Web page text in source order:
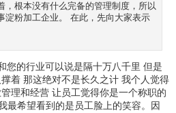
，根本没有什么完备的管理制度，所以
淀粉加工企业。 在此，先向大家表示
您的行业可以说是隔十万八千里 但是
着 那这绝对不是长久之计 我个人觉得
理和经营 让员工觉得你是一个称职的
最希望看到的是员工脸上的笑容。因